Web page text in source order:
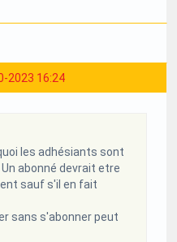
2023 16:24
les adhésiants sont
abonné devrait etre
sauf s'il en fait
sans s'abonner peut